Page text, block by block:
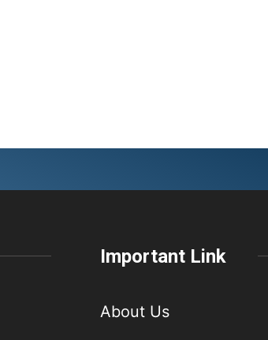
Important Link
About Us